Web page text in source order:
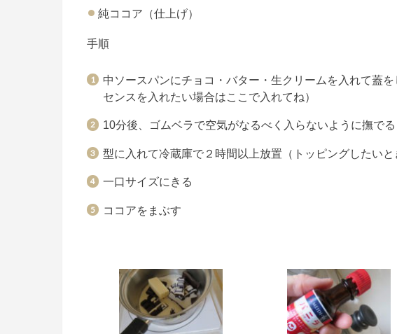
純ココア（仕上げ）
手順
中ソースパンにチョコ・バター・生クリームを入れて蓋
センスを入れたい場合はここで入れてね）
10分後、ゴムベラで空気がなるべく入らないように撫で
型に入れて冷蔵庫で２時間以上放置（トッピングしたいと
一口サイズにきる
ココアをまぶす